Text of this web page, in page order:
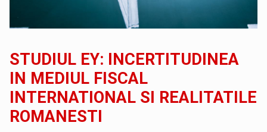
STUDIUL EY: INCERTITUDINEA
IN MEDIUL FISCAL
INTERNATIONAL SI REALITATILE
ROMANESTI